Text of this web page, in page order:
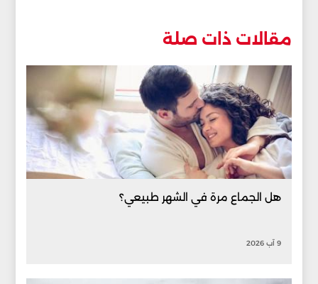
مقالات ذات صلة
هل الجماع مرة في الشهر طبيعي؟
9 آب 2026